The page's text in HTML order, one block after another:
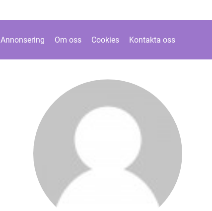
Annonsering Om oss Cookies Kontakta oss